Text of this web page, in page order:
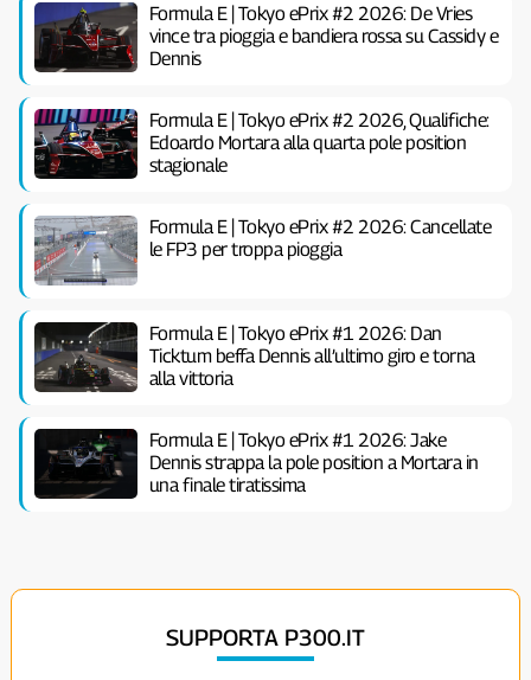
Formula E | Tokyo ePrix #2 2026: De Vries
vince tra pioggia e bandiera rossa su Cassidy e
Dennis
Formula E | Tokyo ePrix #2 2026, Qualifiche:
Edoardo Mortara alla quarta pole position
stagionale
Formula E | Tokyo ePrix #2 2026: Cancellate
le FP3 per troppa pioggia
Formula E | Tokyo ePrix #1 2026: Dan
Ticktum beffa Dennis all’ultimo giro e torna
alla vittoria
Formula E | Tokyo ePrix #1 2026: Jake
Dennis strappa la pole position a Mortara in
una finale tiratissima
SUPPORTA P300.IT